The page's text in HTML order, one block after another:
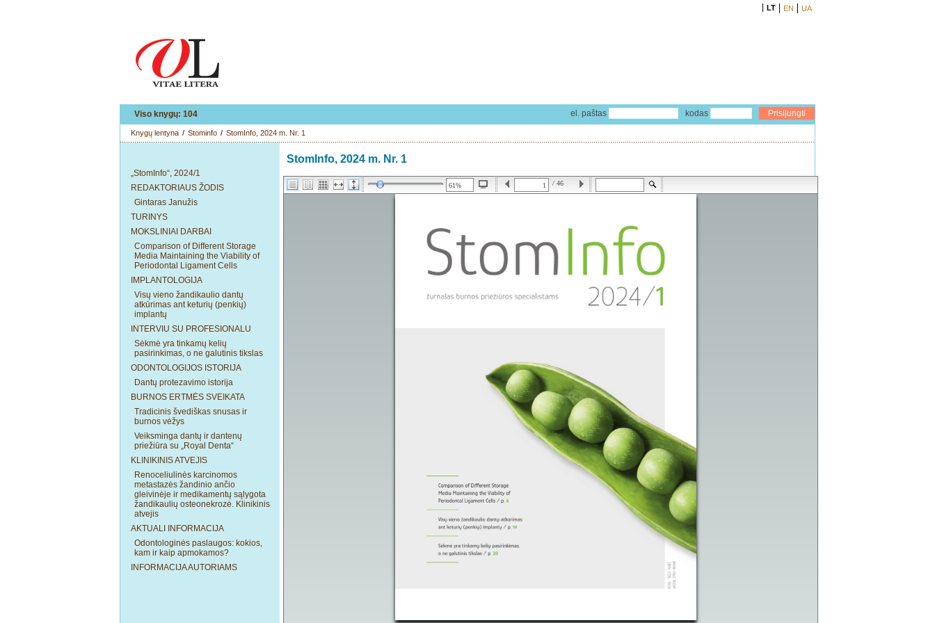
LT EN UA
Viso knygų: 104 el. paštas kodas
Knygų lentyna / Stominfo / StomInfo, 2024 m. Nr. 1
„StomInfo“, 2024/1
REDAKTORIAUS ŽODIS
Gintaras Janužis
TURINYS
MOKSLINIAI DARBAI
Comparison of Different Storage
Media Maintaining the Viability of
Periodontal Ligament Cells
IMPLANTOLOGIJA
Visų vieno žandikaulio dantų
atkūrimas ant keturių (penkių)
implantų
INTERVIU SU PROFESIONALU
Sėkmė yra tinkamų kelių
pasirinkimas, o ne galutinis tikslas
ODONTOLOGIJOS ISTORIJA
Dantų protezavimo istorija
BURNOS ERTMĖS SVEIKATA
Tradicinis švediškas snusas ir
burnos vėžys
Veiksminga dantų ir dantenų
priežiūra su „Royal Denta“
KLINIKINIS ATVEJIS
Renoceliulinės karcinomos
metastazės žandinio ančio
gleivinėje ir medikamentų sąlygota
žandikaulių osteonekrozė. Klinikinis
atvejis
AKTUALI INFORMACIJA
Odontologinės paslaugos: kokios,
kam ir kaip apmokamos?
INFORMACIJA AUTORIAMS
StomInfo, 2024 m. Nr. 1
/ 46